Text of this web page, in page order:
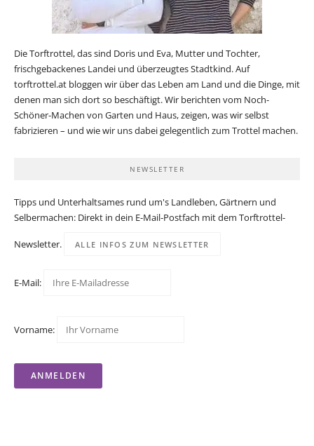
Die Torftrottel, das sind Doris und Eva, Mutter und Tochter,
frischgebackenes Landei und überzeugtes Stadtkind. Auf
torftrottel.at bloggen wir über das Leben am Land und die Dinge, mit
denen man sich dort so beschäftigt. Wir berichten vom Noch-
Schöner-Machen von Garten und Haus, zeigen, was wir selbst
fabrizieren – und wie wir uns dabei gelegentlich zum Trottel machen.
NEWSLETTER
Tipps und Unterhaltsames rund um's Landleben, Gärtnern und
Selbermachen: Direkt in dein E-Mail-Postfach mit dem Torftrottel-
Newsletter. ALLE INFOS ZUM NEWSLETTER
E-Mail:
Vorname: